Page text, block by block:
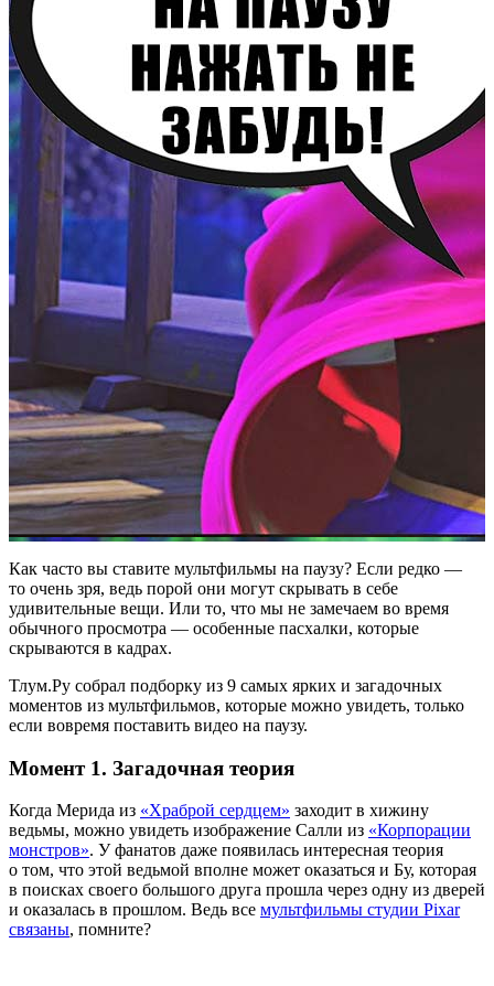
Как часто вы ставите мультфильмы на паузу? Если редко —
то очень зря, ведь порой они могут скрывать в себе
удивительные вещи. Или то, что мы не замечаем во время
обычного просмотра — особенные пасхалки, которые
скрываются в кадрах.
Тлум.Ру собрал подборку из 9 самых ярких и загадочных
моментов из мультфильмов, которые можно увидеть, только
если вовремя поставить видео на паузу.
Момент 1. Загадочная теория
Когда Мерида из «Храброй сердцем» заходит в хижину
ведьмы, можно увидеть изображение Салли из «Корпорации
монстров». У фанатов даже появилась интересная теория
о том, что этой ведьмой вполне может оказаться и Бу, которая
в поисках своего большого друга прошла через одну из дверей
и оказалась в прошлом. Ведь все мультфильмы студии Pixar
связаны, помните?